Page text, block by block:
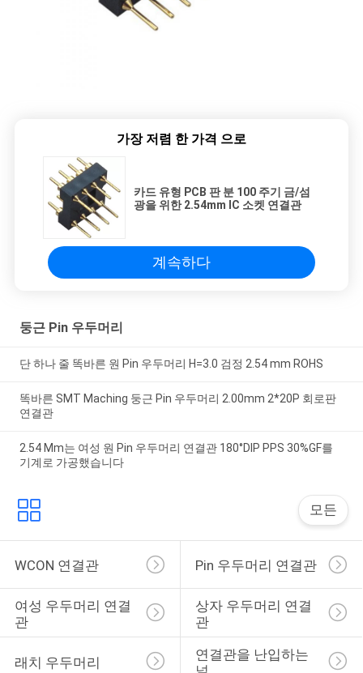
가장 저렴 한 가격 으로
카드 유형 PCB 판 분 100 주기 금/섬
광을 위한 2.54mm IC 소켓 연결관
계속하다
둥근 Pin 우두머리
단 하나 줄 똑바른 원 Pin 우두머리 H=3.0 검정 2.54 mm ROHS
똑바른 SMT Maching 둥근 Pin 우두머리 2.00mm 2*20P 회로판
연결관
2.54 Mm는 여성 원 Pin 우두머리 연결관 180°DIP PPS 30%GF를
기계로 가공했습니다
모든
WCON 연결관 Pin 우두머리 연결관
여성 우두머리 연결
관
상자 우두머리 연결
관
래치 우두머리
연결관을 난입하는